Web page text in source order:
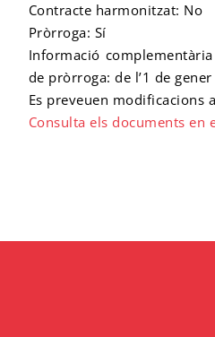
Contracte harmonitzat: No
Pròrroga: Sí
Informació
de pròrroga: de l’1 de
Es preveuen modificacions
Consulta els documents en